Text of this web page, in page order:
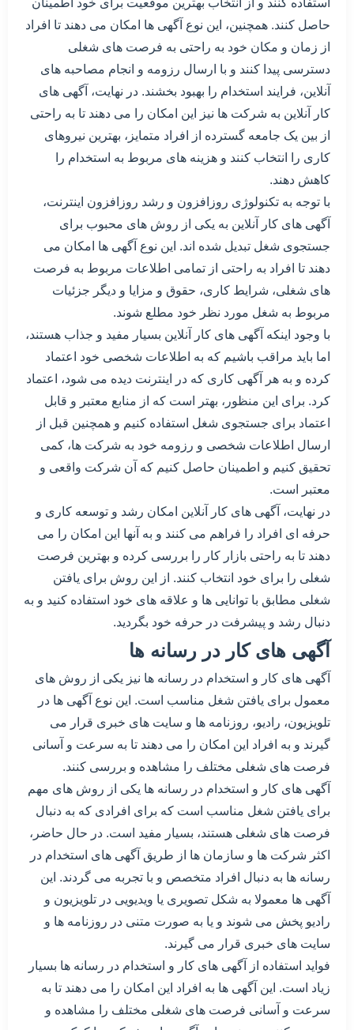
استفاده کنند و از انتخاب بهترین موقعیت برای خود اطمینان
حاصل کنند. همچنین، این نوع آگهی ها امکان می دهند تا افراد
از زمان و مکان خود به راحتی به فرصت های شغلی
دسترسی پیدا کنند و با ارسال رزومه و انجام مصاحبه های
آنلاین، فرایند استخدام را بهبود بخشند. در نهایت، آگهی های
کار آنلاین به شرکت ها نیز این امکان را می دهند تا به راحتی
از بین یک جامعه گسترده از افراد متمایز، بهترین نیروهای
کاری را انتخاب کنند و هزینه های مربوط به استخدام را
کاهش دهند.
با توجه به تکنولوژی روزافزون و رشد روزافزون اینترنت،
آگهی های کار آنلاین به یکی از روش های محبوب برای
جستجوی شغل تبدیل شده اند. این نوع آگهی ها امکان می
دهند تا افراد به راحتی از تمامی اطلاعات مربوط به فرصت
های شغلی، شرایط کاری، حقوق و مزایا و دیگر جزئیات
مربوط به شغل مورد نظر خود مطلع شوند.
با وجود اینکه آگهی های کار آنلاین بسیار مفید و جذاب هستند،
اما باید مراقب باشیم که به اطلاعات شخصی خود اعتماد
کرده و به هر آگهی کاری که در اینترنت دیده می شود، اعتماد
کرد. برای این منظور، بهتر است که از منابع معتبر و قابل
اعتماد برای جستجوی شغل استفاده کنیم و همچنین قبل از
ارسال اطلاعات شخصی و رزومه خود به شرکت ها، کمی
تحقیق کنیم و اطمینان حاصل کنیم که آن شرکت واقعی و
معتبر است.
در نهایت، آگهی های کار آنلاین امکان رشد و توسعه کاری و
حرفه ای افراد را فراهم می کنند و به آنها این امکان را می
دهند تا به راحتی بازار کار را بررسی کرده و بهترین فرصت
شغلی را برای خود انتخاب کنند. از این روش برای یافتن
شغلی مطابق با توانایی ها و علاقه های خود استفاده کنید و به
دنبال رشد و پیشرفت در حرفه خود بگردید.
آگهی های کار در رسانه ها
آگهی های کار و استخدام در رسانه ها نیز یکی از روش های
معمول برای یافتن شغل مناسب است. این نوع آگهی ها در
تلویزیون، رادیو، روزنامه ها و سایت های خبری قرار می
گیرند و به افراد این امکان را می دهند تا به سرعت و آسانی
فرصت های شغلی مختلف را مشاهده و بررسی کنند.
آگهی های کار و استخدام در رسانه ها یکی از روش های مهم
برای یافتن شغل مناسب است که برای افرادی که به دنبال
فرصت های شغلی هستند، بسیار مفید است. در حال حاضر،
اکثر شرکت ها و سازمان ها از طریق آگهی های استخدام در
رسانه ها به دنبال افراد متخصص و با تجربه می گردند. این
آگهی ها معمولا به شکل تصویری یا ویدیویی در تلویزیون و
رادیو پخش می شوند و یا به صورت متنی در روزنامه ها و
سایت های خبری قرار می گیرند.
فواید استفاده از آگهی های کار و استخدام در رسانه ها بسیار
زیاد است. این آگهی ها به افراد این امکان را می دهند تا به
سرعت و آسانی فرصت های شغلی مختلف را مشاهده و